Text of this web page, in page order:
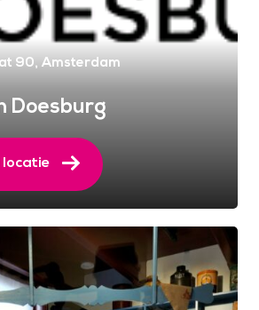
90 Amsterdam
Doesburg
locatie